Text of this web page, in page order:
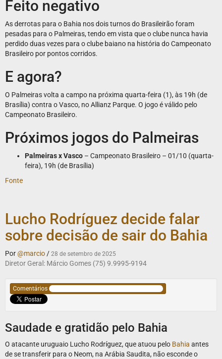
Feito negativo
As derrotas para o Bahia nos dois turnos do Brasileirão foram
pesadas para o Palmeiras, tendo em vista que o clube nunca havia
perdido duas vezes para o clube baiano na história do Campeonato
Brasileiro por pontos corridos.
E agora?
O Palmeiras volta a campo na próxima quarta-feira (1), às 19h (de
Brasília) contra o Vasco, no Allianz Parque. O jogo é válido pelo
Campeonato Brasileiro.
Próximos jogos do Palmeiras
Palmeiras x Vasco – Campeonato Brasileiro – 01/10 (quarta-
feira), 19h (de Brasília)
Fonte
Lucho Rodríguez decide falar
sobre decisão de sair do Bahia
Por@marcio / 28 de setembro de 2025
Diretor Geral: Márcio Gomes (75) 9.9995-9194
Comentários
Saudade e gratidão pelo Bahia
O atacante uruguaio Lucho Rodríguez, que atuou pelo Bahia antes
de se transferir para o Neom, na Arábia Saudita, não esconde o